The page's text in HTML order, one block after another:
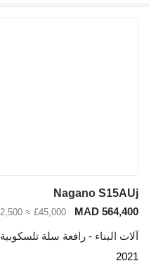
Nagano S15AUj
MAD 564,400
£45,000
≈ €52,500
آلات البناء - رافعة سلة تلسكوبية
2021